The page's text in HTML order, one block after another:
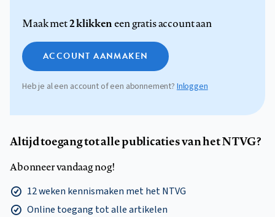
Maak met2 klikkeneen gratis account aan
ACCOUNT AANMAKEN
Heb je al een account of een abonnement? Inloggen
Altijd toegang tot alle publicaties van het NTVG?
Abonneer vandaag nog!
12 weken kennismaken met het NTVG
Online toegang tot alle artikelen